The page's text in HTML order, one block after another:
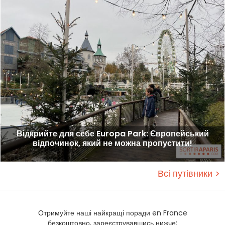
Відкрийте для себе Europa Park: Європейський
відпочинок, який не можна пропустити!
Всі путівники >
Отримуйте наші найкращі поради en France